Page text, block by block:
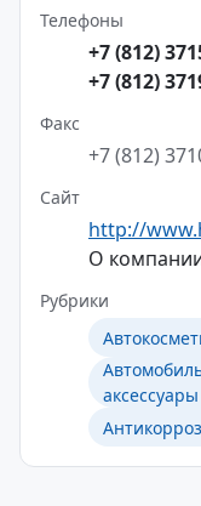
Телефоны
+7 (812)
+7 (812)
Факс
+7 (812)
Сайт
http://
О
Рубрики
аксессуары